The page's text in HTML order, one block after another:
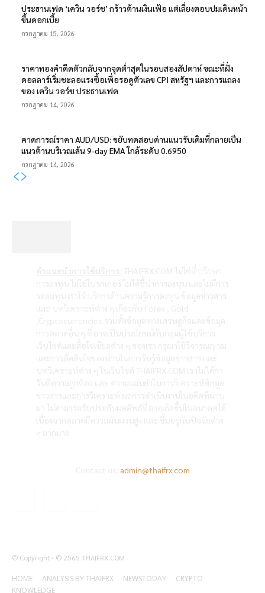
ประธานเฟด ‘เควิน วอร์ช’ กร้าวต้านเงินเฟ้อ แต่เลี่ยงตอบปมเดินหน้า
ขึ้นดอกเบี้ย
กรกฎาคม 15, 2026
ราคาทองคำดีดตัวกลับจากจุดต่ำสุดในรอบสองสัปดาห์ ขณะที่ฝั่ง
ดอลลาร์เริ่มชะลอแรงซื้อเพื่อรอดูตัวเลข CPI สหรัฐฯ และการแถลง
ของ เควิน วอร์ช ประธานเฟด
กรกฎาคม 14, 2026
คาดการณ์ราคา AUD/USD: ขยับทดสอบด่านแนวรับเดิมที่กลายเป็น
แนวต้านบริเวณเส้น 9-day EMA ใกล้ระดับ 0.6950
กรกฎาคม 14, 2026
admin@thaifrx.com
© Copyright - © 2565 THAIFRX.COM
HOME ANALYSIS BY THAIFRX NEWSTODAY
CRYPTO
KNOWLEDGE